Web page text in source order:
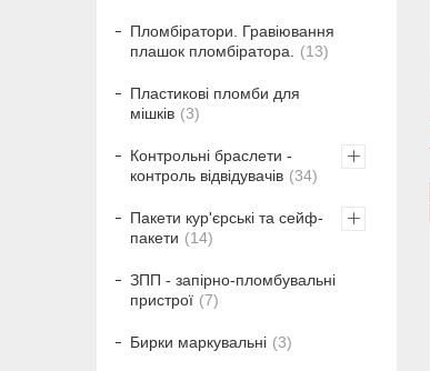
Пломбіратори. Гравіювання
плашок пломбіратора.
13
Пластикові пломби для
мішків
3
Контрольні браслети -
контроль відвідувачів
34
Пакети кур'єрські та сейф-
пакети
14
ЗПП - запірно-пломбувальні
пристрої
7
Бирки маркувальні 3